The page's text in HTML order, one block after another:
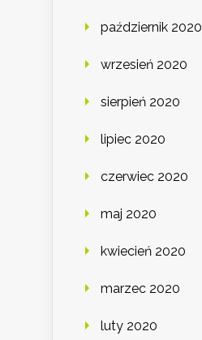
październik 2020
wrzesień 2020
sierpień 2020
lipiec 2020
czerwiec 2020
maj 2020
kwiecień 2020
marzec 2020
luty 2020